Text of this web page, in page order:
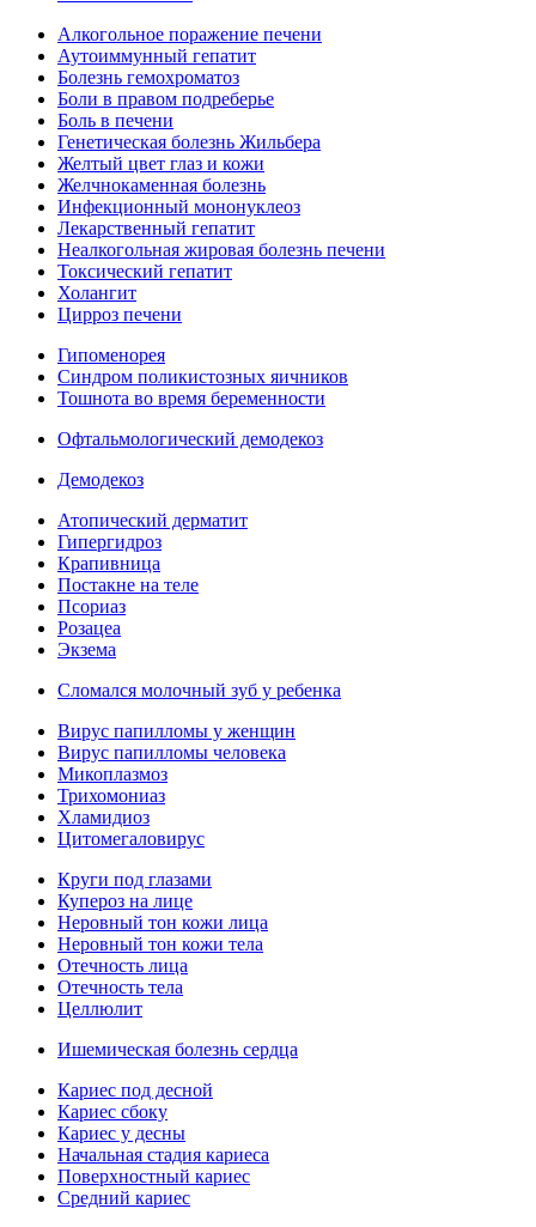
Алкогольное поражение печени
Аутоиммунный гепатит
Болезнь гемохроматоз
Боли в правом подреберье
Боль в печени
Генетическая болезнь Жильбера
Желтый цвет глаз и кожи
Желчнокаменная болезнь
Инфекционный мононуклеоз
Лекарственный гепатит
Неалкогольная жировая болезнь печени
Токсический гепатит
Холангит
Цирроз печени
Гипоменорея
Синдром поликистозных яичников
Тошнота во время беременности
Офтальмологический демодекоз
Демодекоз
Атопический дерматит
Гипергидроз
Крапивница
Постакне на теле
Псориаз
Розацеа
Экзема
Сломался молочный зуб у ребенка
Вирус папилломы у женщин
Вирус папилломы человека
Микоплазмоз
Трихомониаз
Хламидиоз
Цитомегаловирус
Круги под глазами
Купероз на лице
Неровный тон кожи лица
Неровный тон кожи тела
Отечность лица
Отечность тела
Целлюлит
Ишемическая болезнь сердца
Кариес под десной
Кариес сбоку
Кариес у десны
Начальная стадия кариеса
Поверхностный кариес
Средний кариес